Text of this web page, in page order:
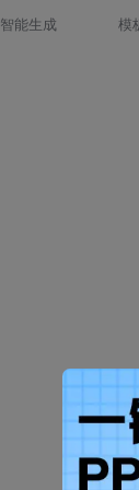
智能生成 模